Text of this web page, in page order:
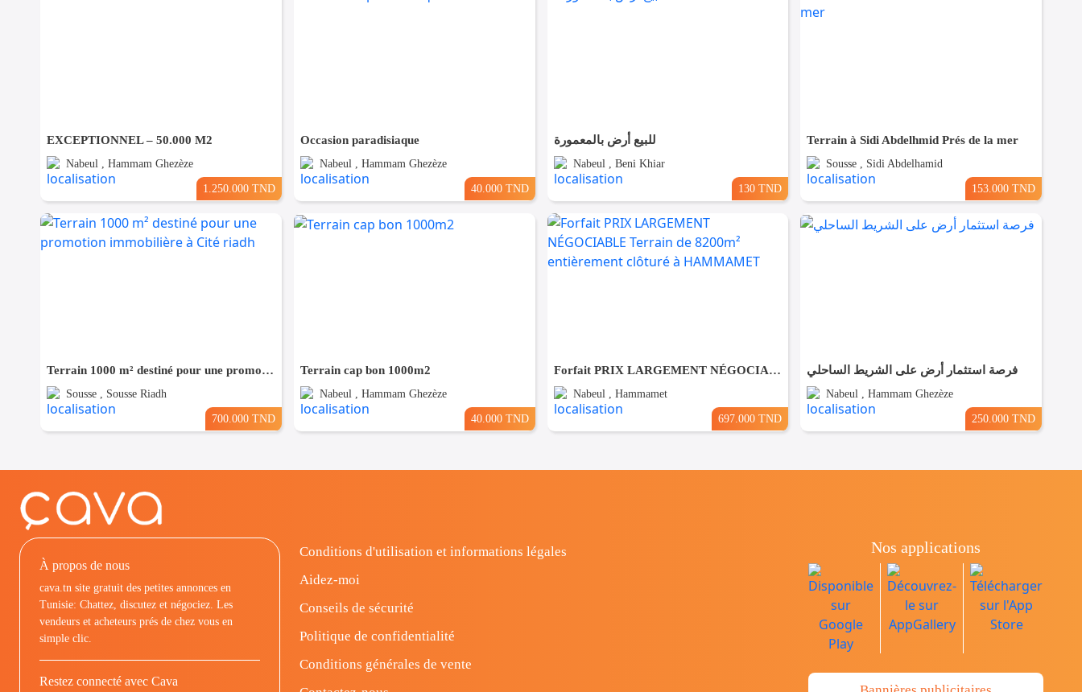
EXCEPTIONNEL – 50.000 M2
Nabeul , Hammam Ghezèze
1.250.000 TND
Occasion paradisiaque
Nabeul , Hammam Ghezèze
40.000 TND
للبيع أرض بالمعمورة
Nabeul , Beni Khiar
130 TND
Terrain à Sidi Abdelhmid Prés de la mer
Sousse , Sidi Abdelhamid
153.000 TND
Terrain 1000 m² destiné pour une promotion immobilière à Cité riadh
Sousse , Sousse Riadh
700.000 TND
Terrain cap bon 1000m2
Nabeul , Hammam Ghezèze
40.000 TND
Forfait PRIX LARGEMENT NÉGOCIABLE Terrain de 8200m² entièrement clôturé à HAMMAMET
Nabeul , Hammamet
697.000 TND
فرصة استثمار أرض على الشريط الساحلي
Nabeul , Hammam Ghezèze
250.000 TND
À propos de nous
cava.tn site gratuit des petites annonces en
Tunisie: Chattez, discutez et négociez. Les
vendeurs et acheteurs prés de chez vous en
simple clic.
Restez connecté avec Cava
Conditions d'utilisation et informations légales
Aidez-moi
Conseils de sécurité
Politique de confidentialité
Conditions générales de vente
Nos applications